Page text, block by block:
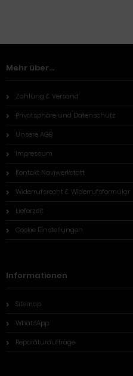
Mehr über...
Zahlung & Versand
Privatsphäre und Datenschutz
Unsere AGB
Impressum
Kontakt Naviwerkstatt
Widerrufsrecht & Widerrufsformular
Lieferzeit
Cookie Einstellungen
Informationen
Sitemap
WhatsApp
Reparaturaufträge